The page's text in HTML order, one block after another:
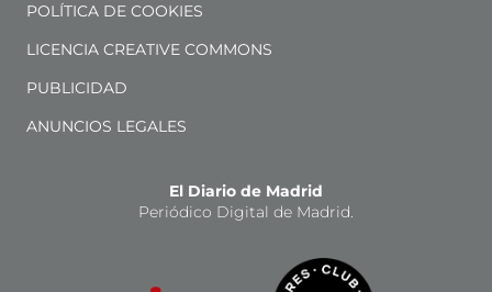
POLÍTICA DE COOKIES
LICENCIA CREATIVE COMMONS
PUBLICIDAD
ANUNCIOS LEGALES
El Diario de Madrid
Periódico Digital de Madrid.